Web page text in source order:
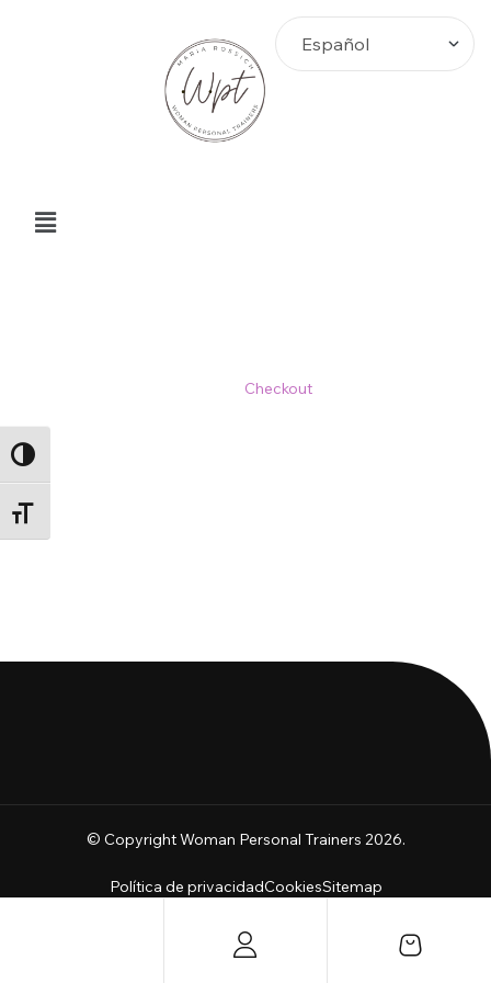
ALTERNAR ALTO CONTRASTE
ALTERNAR TAMAÑO DE LETRA
Checkout
© Copyright Woman Personal Trainers 2026.
Política de privacidadCookiesSitemap